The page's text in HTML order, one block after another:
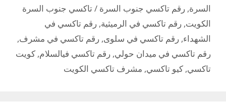
السرة, رقم تاكسي جنوب السرة / تاكسي جنوب السرة
الكويت, رقم تاكسي في الرميثية, رقم تاكسي في
الشهداء, رقم تاكسي في سلوى, رقم تاكسي في مشرف,
رقم تاكسي في ميدان حولي, رقم تاكسي فيالسلام, كويت
تاكسي, كيو تاكسي, مشرف تاكسي الكويت